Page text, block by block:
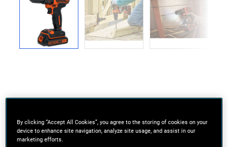
Moc i prędkość do wiercenia w drewnie, metalu
2 biegi - wysoka prędkość do wiercenia w drewnie i
By clicking “Accept All Cookies”, you agree to the storing of cookies on your
device to enhance site navigation, analyze site usage, and assist in our
marketing efforts.